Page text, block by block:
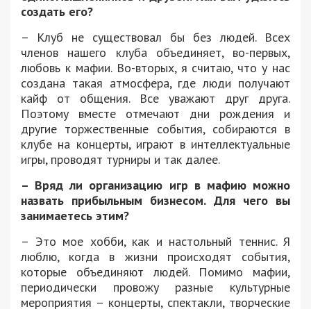
создать его?
– Клуб не существовал бы без людей. Всех
членов нашего клуба объединяет, во-первых,
любовь к мафии. Во-вторых, я считаю, что у нас
создана такая атмосфера, где люди получают
кайф от общения. Все уважают друг друга.
Поэтому вместе отмечают дни рождения и
другие торжественные события, собираются в
клубе на концерты, играют в интеллектуальные
игры, проводят турниры и так далее.
– Вряд ли организацию игр в мафию можно
назвать прибыльным бизнесом. Для чего вы
занимаетесь этим?
– Это мое хобби, как и настольный теннис. Я
люблю, когда в жизни происходят события,
которые объединяют людей. Помимо мафии,
периодически провожу разные культурные
мероприятия – концерты, спектакли, творческие